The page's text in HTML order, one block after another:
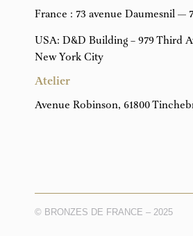
France : 73 avenue Daumesnil —
USA: D&D Building – 979 Third
New York City
Atelier
Avenue Robinson, 61800
© BRONZES DE FRANCE – 2025